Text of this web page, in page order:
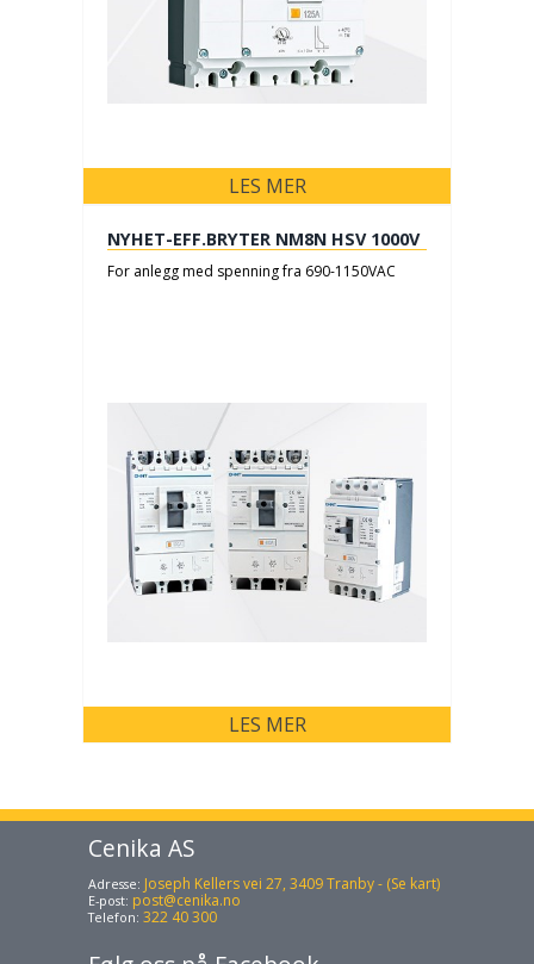
LES MER
NYHET-EFF.BRYTER NM8N HSV 1000V
For anlegg med spenning fra 690-1150VAC
LES MER
Cenika AS
Adresse: Joseph Kellers vei 27, 3409 Tranby - (Se kart)
E-post: post@cenika.no
Telefon: 322 40 300